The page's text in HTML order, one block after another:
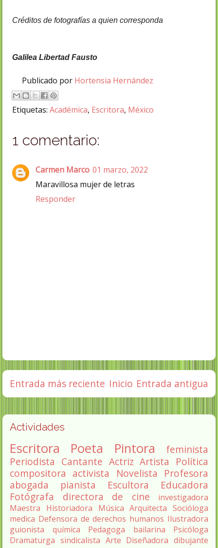
Créditos de fotografías a quien corresponda
Galilea Libertad Fausto
Publicado por Hortensia Hernández
Etiquetas: Académica, Escritora, México
1 comentario:
Carmen Marco 01 marzo, 2022
Maravillosa mujer de letras
Responder
Entrada más reciente Entrada antigua
Inicio
Actividades
Escritora Poeta Pintora
feminista
Periodista Cantante Actriz Artista
Política
compositora activista Novelista
Profesora
abogada
pianista Escultora
Educadora
Fotógrafa
directora de cine
investigadora
Maestra
Historiadora Música Arquitecta Socióloga
medica Defensora de derechos humanos Ilustradora
guionista
química Pedagoga bailarina
Psicóloga
Dramaturga sindicalista Arte Diseñadora dibujante